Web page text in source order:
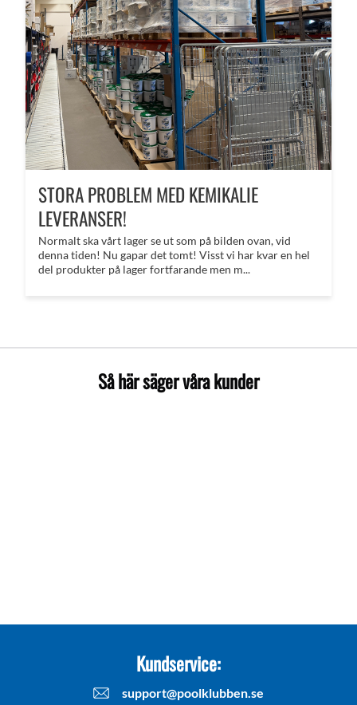
STORA PROBLEM MED KEMIKALIE
LEVERANSER!
Normalt ska vårt lager se ut som på bilden ovan, vid
denna tiden! Nu gapar det tomt! Visst vi har kvar en hel
del produkter på lager fortfarande men m...
Så här säger våra kunder
Kundservice:
support@poolklubben.se